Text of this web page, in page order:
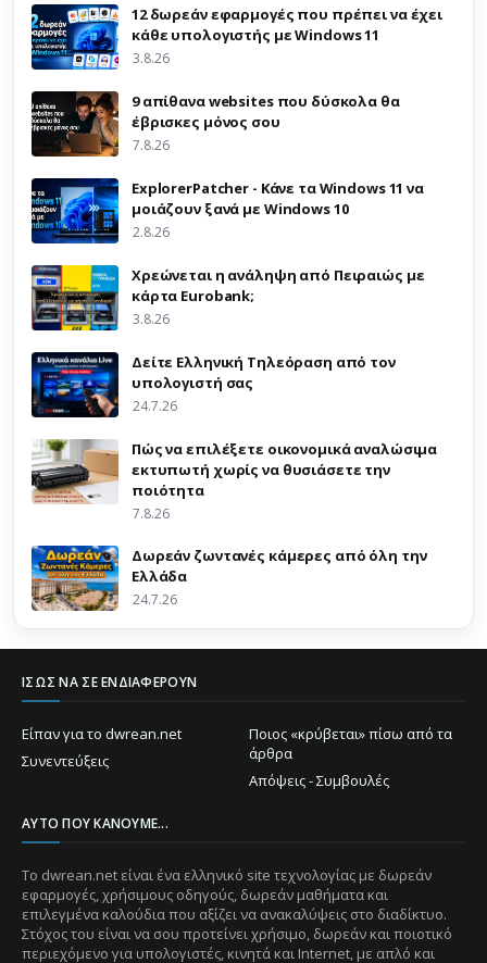
12 δωρεάν εφαρμογές που πρέπει να έχει
κάθε υπολογιστής με Windows 11
3.8.26
9 απίθανα websites που δύσκολα θα
έβρισκες μόνος σου
7.8.26
ExplorerPatcher - Κάνε τα Windows 11 να
μοιάζουν ξανά με Windows 10
2.8.26
Χρεώνεται η ανάληψη από Πειραιώς με
κάρτα Eurobank;
3.8.26
Δείτε Ελληνική Τηλεόραση από τον
υπολογιστή σας
24.7.26
Πώς να επιλέξετε οικονομικά αναλώσιμα
εκτυπωτή χωρίς να θυσιάσετε την
ποιότητα
7.8.26
Δωρεάν ζωντανές κάμερες από όλη την
Ελλάδα
24.7.26
ΊΣΩΣ ΝΑ ΣΕ ΕΝΔΙΑΦΈΡΟΥΝ
Είπαν για το dwrean.net
Ποιος «κρύβεται» πίσω από τα
άρθρα
Συνεντεύξεις
Απόψεις - Συμβουλές
ΑΥΤΌ ΠΟΥ ΚΆΝΟΥΜΕ...
Το dwrean.net είναι ένα ελληνικό site τεχνολογίας με δωρεάν
εφαρμογές, χρήσιμους οδηγούς, δωρεάν μαθήματα και
επιλεγμένα καλούδια που αξίζει να ανακαλύψεις στο διαδίκτυο.
Στόχος του είναι να σου προτείνει χρήσιμο, δωρεάν και ποιοτικό
περιεχόμενο για υπολογιστές, κινητά και Internet, με απλό και